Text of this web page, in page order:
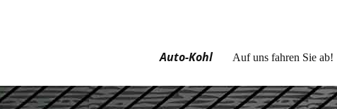
Auto-Kohl Auf uns fahren Sie ab!